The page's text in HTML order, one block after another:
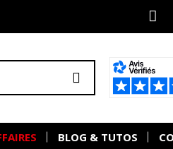
BLOG & TUTOS